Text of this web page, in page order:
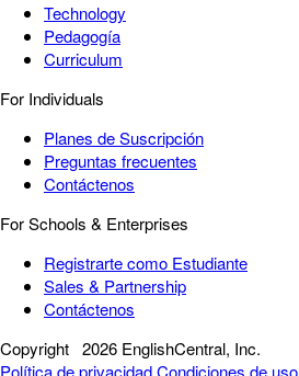
Technology
Pedagogía
Curriculum
For Individuals
Planes de Suscripción
Preguntas frecuentes
Contáctenos
For Schools & Enterprises
Registrarte como Estudiante
Sales & Partnership
Contáctenos
Copyright 2026 EnglishCentral, Inc.